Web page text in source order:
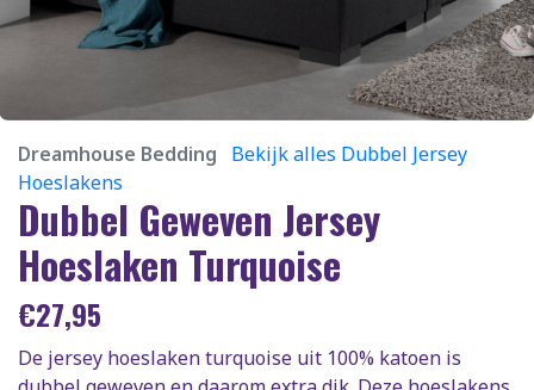
Dreamhouse Bedding
Bekijk alles Dubbel Jersey
Hoeslakens
Dubbel Geweven Jersey
Hoeslaken Turquoise
€27,95
De jersey hoeslaken turquoise uit 100% katoen is